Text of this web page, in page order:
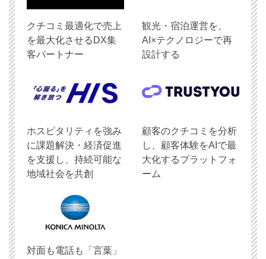
クチコミ最適化で売上
を最大化させるDX集
客パートナー
観光・宿泊運営を、
AI×テクノロジーで再
設計する
ホスピタリティを強み
に課題解決・経済促進
を支援し、持続可能な
地域社会を共創
顧客のクチコミを分析
し、顧客体験をAIで最
大化するプラットフォ
ーム
対面も電話も「言葉」